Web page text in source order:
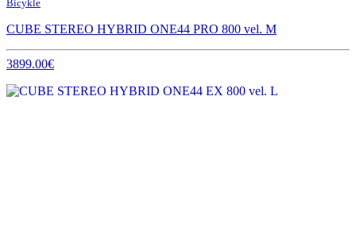
Bicykle
CUBE STEREO HYBRID ONE44 PRO 800 vel. M
3899.00€